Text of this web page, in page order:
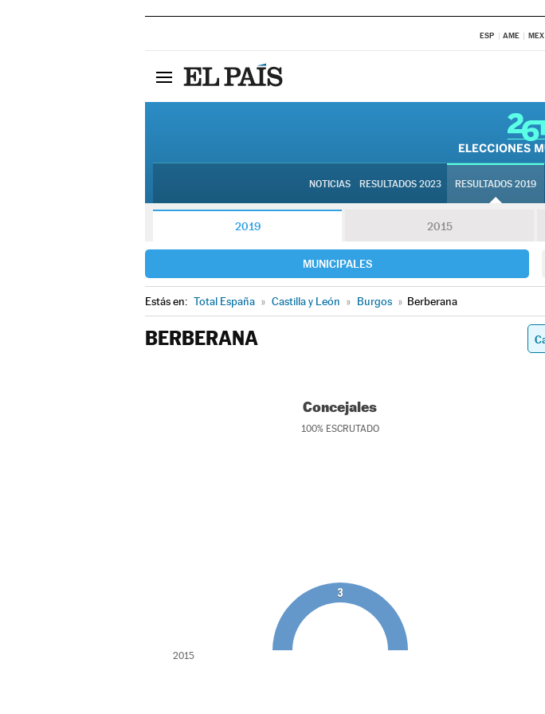
ESP AME MEX
NOTICIAS RESULTADOS 2023 RESULTADOS 2019
2019 2015
MUNICIPALES
Estás en: Total España » Castilla y León » Burgos » Berberana
BERBERANA
Concejales
100% ESCRUTADO
3
2015